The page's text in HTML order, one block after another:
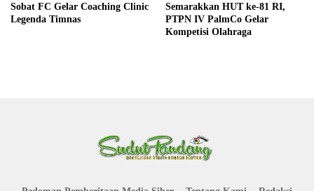
Sobat FC Gelar Coaching Clinic
Legenda Timnas
Semarakkan HUT ke-81 RI,
PTPN IV PalmCo Gelar
Kompetisi Olahraga